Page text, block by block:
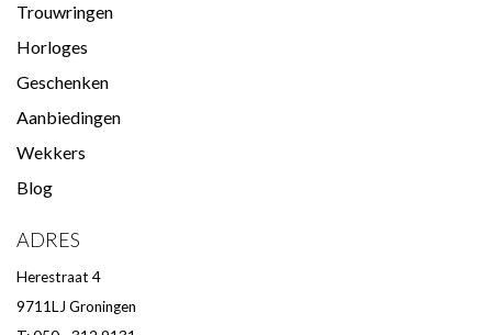
Trouwringen
Horloges
Geschenken
Aanbiedingen
Wekkers
Blog
ADRES
Herestraat 4
9711LJ Groningen